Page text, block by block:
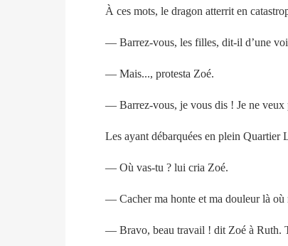
À ces mots, le dragon atterrit en
— Barrez-vous, les filles, dit-il d’une
— Mais..., protesta Zoé.
— Barrez-vous, je vous dis ! Je ne veux
Les ayant débarquées en plein Quartier
— Où vas-tu ? lui cria Zoé.
— Cacher ma honte et ma douleur là où
— Bravo, beau travail ! dit Zoé à Ruth.